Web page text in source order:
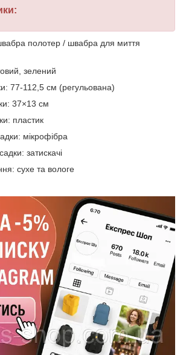
полотер / швабра для миття
зелений
77-112,5 см (регульована)
37×13 см
пластик
мікрофібра
затискачі
сухе та вологе